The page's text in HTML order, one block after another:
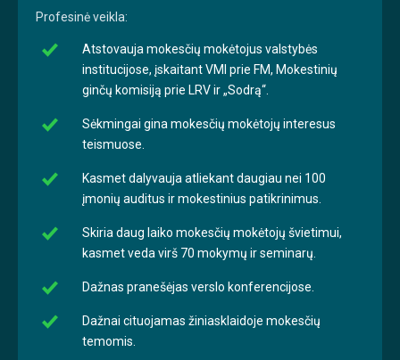
Profesinė veikla:
Atstovauja mokesčių mokėtojus valstybės
institucijose, įskaitant VMI prie FM, Mokestinių
ginčų komisiją prie LRV ir „Sodrą“.
Sėkmingai gina mokesčių mokėtojų interesus
teismuose.
Kasmet dalyvauja atliekant daugiau nei 100
įmonių auditus ir mokestinius patikrinimus.
Skiria daug laiko mokesčių mokėtojų švietimui,
kasmet veda virš 70 mokymų ir seminarų.
Dažnas pranešėjas verslo konferencijose.
Dažnai cituojamas žiniasklaidoje mokesčių
temomis.